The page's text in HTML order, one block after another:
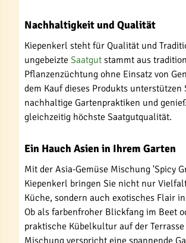
Nachhaltigkeit und Qualität
Kiepenkerl steht für Qualität und
ungebeizte Saatgut stammt aus
Pflanzenzüchtung ohne Einsatz von
dem Kauf dieses Produkts unterstützen
nachhaltige Gartenpraktiken und
gleichzeitig höchste Saatgutqualität.
Ein Hauch Asien in Ihrem Garten
Mit der Asia-Gemüse Mischung 'Spicy
Kiepenkerl bringen Sie nicht nur
Küche, sondern auch exotisches Flair
Ob als farbenfroher Blickfang im Beet
praktische Kübelkultur auf der Terrasse
Mischung verspricht eine spannende